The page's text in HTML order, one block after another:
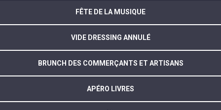
FÊTE DE LA MUSIQUE
VIDE DRESSING ANNULÉ
BRUNCH DES COMMERÇANTS ET ARTISANS
APÉRO LIVRES